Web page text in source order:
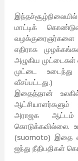
மாட்டிக்
எதிராக
அழுகிய முட்டைகள்
முட்டை உடைந்து
வீசப்பட்டது.)
இதைத்தான்
ஆட்சியாளர்களும்
அராஜக ஆட்டம்
கொடுக்கவில்லை.
(suomoto) இதை
ஐந்து நீதிபதிகள்